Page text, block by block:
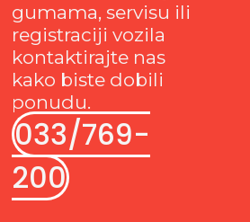
gumama, servisu ili
registraciji vozila
kontaktirajte nas
kako biste dobili
ponudu.
033/769-
200